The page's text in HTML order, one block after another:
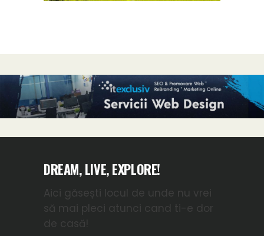
DREAM, LIVE, EXPLORE!
Aici găsești locul de unde nu vrei
să mai pleci atunci cand ti-e dor
de casă!